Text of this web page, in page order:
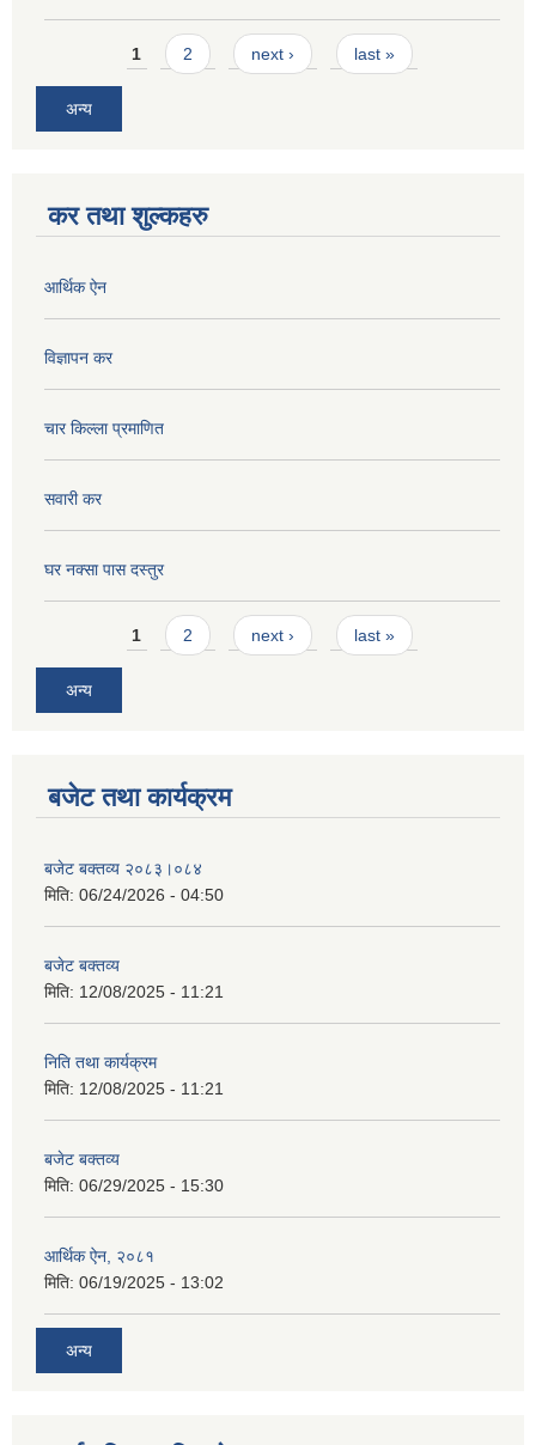
Pages1 2 next › last »
अन्य
कर तथा शुल्कहरु
आर्थिक ऐन
विज्ञापन कर
चार किल्ला प्रमाणित
सवारी कर
घर नक्सा पास दस्तुर
Pages1 2 next › last »
अन्य
बजेट तथा कार्यक्रम
बजेट बक्तव्य २०८३।०८४
मिति: 06/24/2026 - 04:50
बजेट बक्तव्य
मिति: 12/08/2025 - 11:21
निति तथा कार्यक्रम
मिति: 12/08/2025 - 11:21
बजेट बक्तव्य
मिति: 06/29/2025 - 15:30
आर्थिक ऐन, २०८१
मिति: 06/19/2025 - 13:02
अन्य